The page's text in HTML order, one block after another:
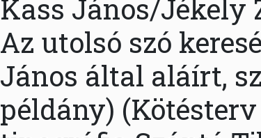
Kass János/Jékely
Az utolsó szó
János által aláírt,
példány) (Kötésterv